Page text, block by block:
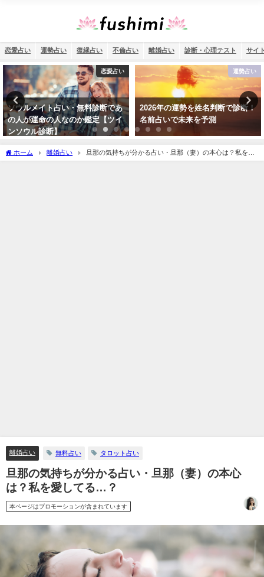
恋愛占い 運勢占い 復縁占い 不倫占い 離婚占い 診断・心理テスト サイ
運勢占い
2026年の運勢を姓名判断で診断！
名前占いで未来を予測
運勢占い
四柱推命で2026年を読み解く！無
料診断であなたの生年月日で運勢
を確認
ホーム 離婚占い
旦那の気持ちが分かる占い・旦那（妻）の本心は？私を愛
してる…？
離婚占い 無料占い タロット占い
旦那の気持ちが分かる占い・旦那（妻）の本心
は？私を愛してる…？
本ページはプロモーションが含まれています